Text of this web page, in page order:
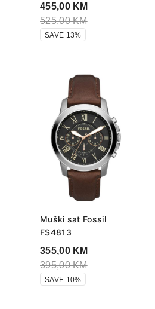
455,00 KM
525,00KM
SAVE 13%
Muški sat Fossil
FS4813
355,00 KM
395,00KM
SAVE 10%